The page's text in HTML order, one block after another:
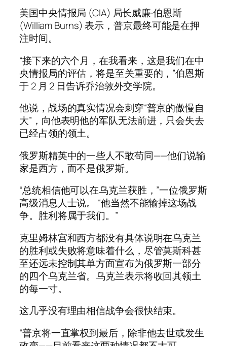
美国中央情报局 (CIA) 局长威廉·伯恩斯
(William Burns) 表示，普京最终可能是在押
注时间。
“接下来的六个月，在我看来，这是我们在中
央情报局的评估，将是至关重要的，”伯恩斯
于 2 月 2 日告诉乔治敦外交学院。
他说，战场的真实情况会刺穿“普京的傲慢自
大”，向他表明他的军队无法前进，只会失去
已经占领的领土。
俄罗斯精英中的一些人不敢苟同——他们说输
家是西方，而不是俄罗斯。
“总统相信他可以在乌克兰获胜，”一位俄罗斯
高级消息人士说。 “他当然不能输掉这场战
争。胜利将属于我们。”
克里姆林宫和西方都没有具体说明在乌克兰
的胜利或失败将意味着什么，尽管莫斯科甚
至还远未控制其单方面宣布为俄罗斯一部分
的四个乌克兰省。乌克兰表示将收回其领土
的每一寸。
这几乎没有理由相信战争会很快结束。
“普京将一直掌权到最后，除非他去世或发生